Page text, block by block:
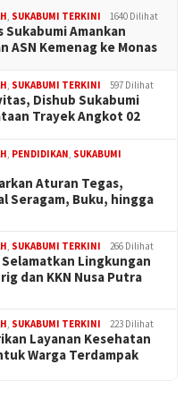
, SUKABUMI TERKINI 1640 Dilihat
Sukabumi Amankan
ASN Kemenag ke Monas
, SUKABUMI TERKINI 597 Dilihat
Dishub Sukabumi
Trayek Angkot 02
, PENDIDIKAN, SUKABUMI
Aturan Tegas,
Seragam, Buku, hingga
, SUKABUMI TERKINI 266 Dilihat
Lingkungan
dan KKN Nusa Putra
, SUKABUMI TERKINI 223 Dilihat
Layanan Kesehatan
Warga Terdampak